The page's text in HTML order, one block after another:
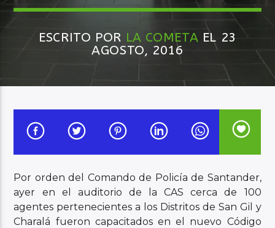
Audio en Vivo
ESCRITO POR LA COMETA EL 23
AGOSTO, 2016
Por orden del Comando de Policía de Santander,
ayer en el auditorio de la CAS cerca de 100
agentes pertenecientes a los Distritos de San Gil y
Charalá fueron capacitados en el nuevo Código